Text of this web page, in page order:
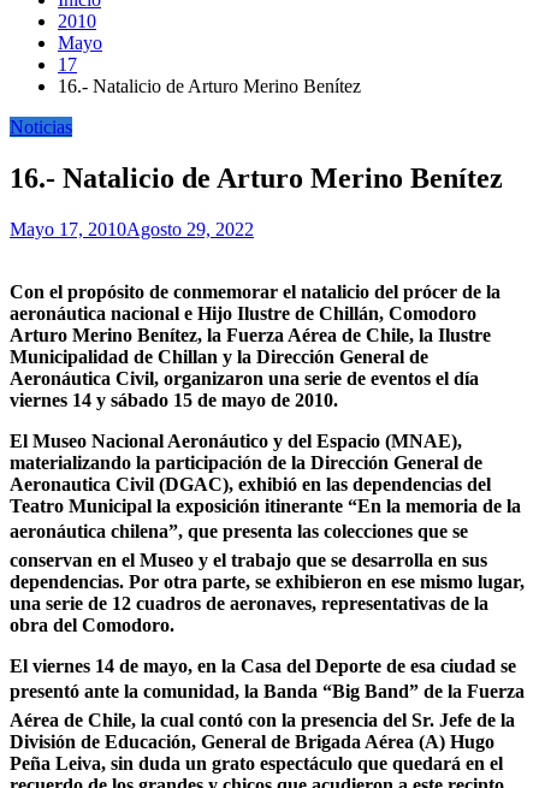
2010
Mayo
17
16.- Natalicio de Arturo Merino Benítez
Noticias
16.- Natalicio de Arturo Merino Benítez
Mayo 17, 2010Agosto 29, 2022
Con el propósito de conmemorar el natalicio del prócer de la
aeronáutica nacional e Hijo Ilustre de Chillán, Comodoro
Arturo Merino Benítez, la Fuerza Aérea de Chile, la Ilustre
Municipalidad de Chillan y la Dirección General de
Aeronáutica Civil, organizaron una serie de eventos el día
viernes 14 y sábado 15 de mayo de 2010.
El Museo Nacional Aeronáutico y del Espacio (MNAE),
materializando la participación de la Dirección General de
Aeronautica Civil (DGAC), exhibió en las dependencias del
Teatro Municipal la exposición itinerante “En la memoria de la
aeronáutica chilena”, que presenta las colecciones que se
conservan en el Museo y el trabajo que se desarrolla en sus
dependencias. Por otra parte, se exhibieron en ese mismo lugar,
una serie de 12 cuadros de aeronaves, representativas de la
obra del Comodoro.
El viernes 14 de mayo, en la Casa del Deporte de esa ciudad se
presentó ante la comunidad, la Banda “Big Band” de la Fuerza
Aérea de Chile, la cual contó con la presencia del Sr. Jefe de la
División de Educación, General de Brigada Aérea (A) Hugo
Peña Leiva, sin duda un grato espectáculo que quedará en el